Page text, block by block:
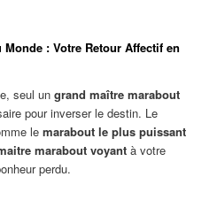
: Votre Retour Affectif en
seul ungrand maître marabout
pour inverser le destin. Le
lemarabout le plus puissant
marabout voyant à votre
perdu.